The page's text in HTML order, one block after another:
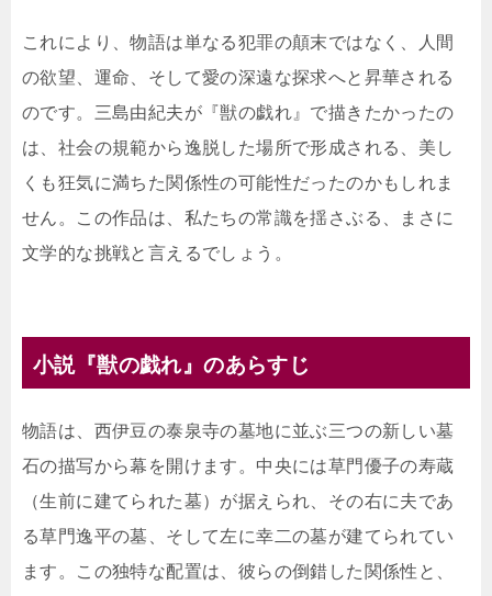
これにより、物語は単なる犯罪の顛末ではなく、人間
の欲望、運命、そして愛の深遠な探求へと昇華される
のです。三島由紀夫が『獣の戯れ』で描きたかったの
は、社会の規範から逸脱した場所で形成される、美し
くも狂気に満ちた関係性の可能性だったのかもしれま
せん。この作品は、私たちの常識を揺さぶる、まさに
文学的な挑戦と言えるでしょう。
小説『獣の戯れ』のあらすじ
物語は、西伊豆の泰泉寺の墓地に並ぶ三つの新しい墓
石の描写から幕を開けます。中央には草門優子の寿蔵
（生前に建てられた墓）が据えられ、その右に夫であ
る草門逸平の墓、そして左に幸二の墓が建てられてい
ます。この独特な配置は、彼らの倒錯した関係性と、